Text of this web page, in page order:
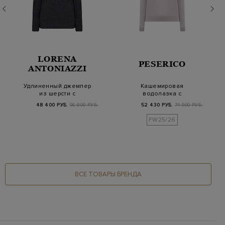
LORENA
ANTONIAZZI
Удлиненный джемпер
из шерсти с
нитью…
48 400 РУБ. 96 800 РУБ.
PESERICO
Кашемировая
водолазка с
деталью Punt…
52 430 РУБ. 74 900 РУБ.
FW25/26
ВСЕ ТОВАРЫ БРЕНДА